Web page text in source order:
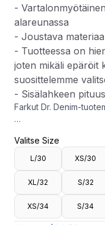
-
alareunassa
- Joustava
- Tuotteessa on
joten mikäli epäröit
suosittelemme
- Sisälahkeen
Farkut Dr. Denim-
- Vetoketjusepalus
- Vartalonmyötäinen
alareunassa
- Joustava materiaali
- Tuotteessa on
mikäli epäröit kahden
valitsemaan
Valitse Size
L/30 XS/30
XL/32 S/32
XS/34 S/34